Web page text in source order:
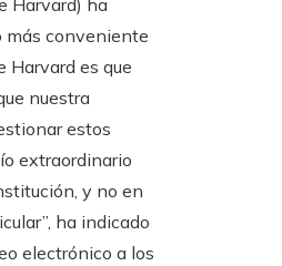
Harvard) ha
más conveniente
Harvard es que
nuestra
estos
extraordinario
y no en
ha indicado
electrónico a los